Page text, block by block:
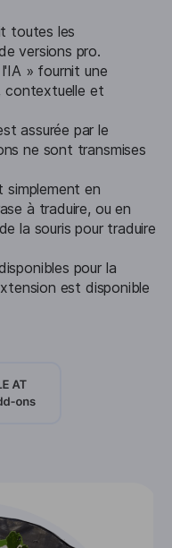
toutes les
versions pro.
» fournit une
contextuelle et
assurée par le
ne sont transmises
simplement en
à traduire, ou en
la souris pour traduire
pour la
est disponible